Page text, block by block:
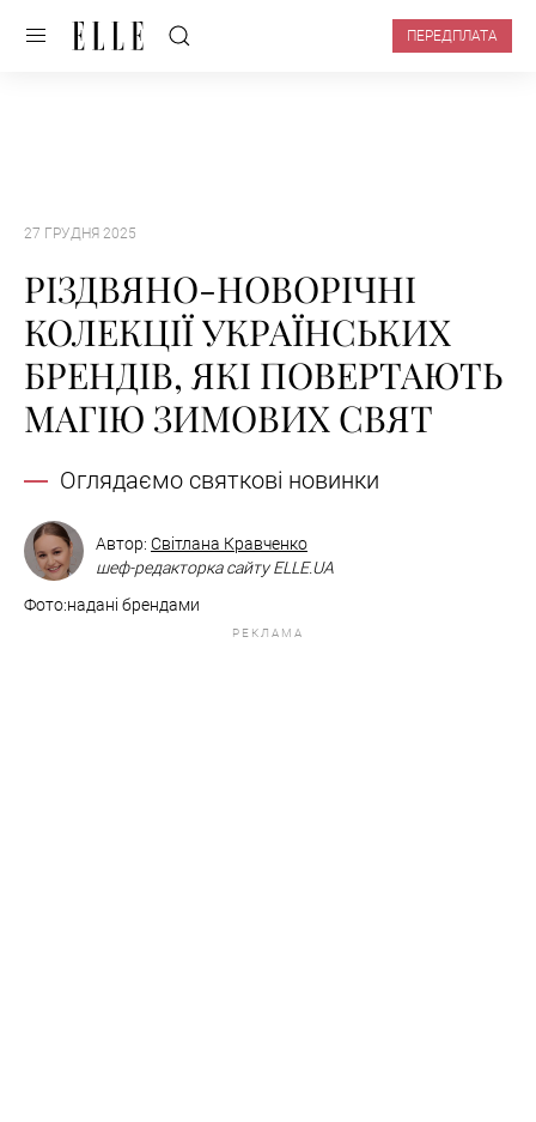
ПЕРЕДПЛАТА
27 ГРУДНЯ 2025
РІЗДВЯНО-НОВОРІЧНІ
КОЛЕКЦІЇ УКРАЇНСЬКИХ
БРЕНДІВ, ЯКІ ПОВЕРТАЮТЬ
МАГІЮ ЗИМОВИХ СВЯТ
Оглядаємо святкові новинки
Автор: Світлана Кравченко
шеф-редакторка сайту ELLE.UA
Фото:надані брендами
РЕКЛАМА